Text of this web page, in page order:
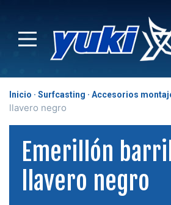
Inicio Surfcasting Accesorios
llavero negro
Emerillón
llavero negro